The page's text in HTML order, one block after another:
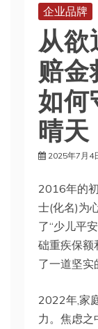
企业品牌
从欲
赔金
如何
晴天
2025年7月4
2016年的
士(化名)为
了“少儿平
础重疾保额
了一道坚实
2022年,家
力。焦虑之